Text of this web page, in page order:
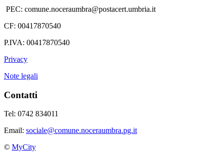
PEC: comune.noceraumbra@postacert.umbria.it
CF: 00417870540
P.IVA: 00417870540
Privacy
Note legali
Contatti
Tel: 0742 834011
Email: sociale@comune.noceraumbra.pg.it
© MyCity